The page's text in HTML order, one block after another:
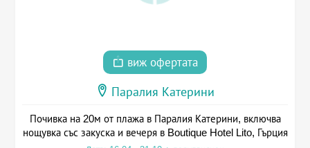
виж офертата
Паралия Катерини
Почивка на 20м от плажа в Паралия Катерини, включва
нощувка със закуска и вечеря в Boutique Hotel Lito, Гърция